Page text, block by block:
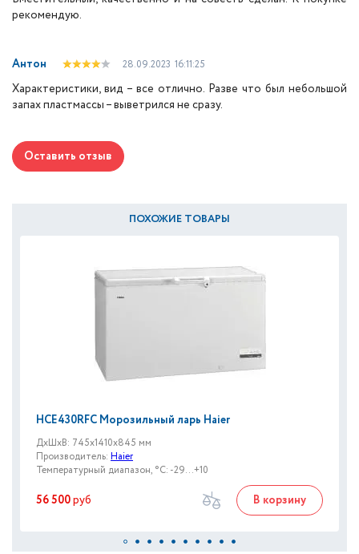
рекомендую.
Антон 28.09.2023 16:11:25
Характеристики, вид – все отлично. Разве что был небольшой
запах пластмассы – выветрился не сразу.
Оставить отзыв
ПОХОЖИЕ ТОВАРЫ
HCE430RFC Морозильный ларь Haier
ДxШxВ: 745x1410x845 мм
Производитель: Haier
Температурный диапазон, °C: -29...+10
56 500руб В корзину